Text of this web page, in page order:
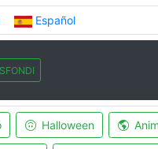
Español
SFONDI
Halloween